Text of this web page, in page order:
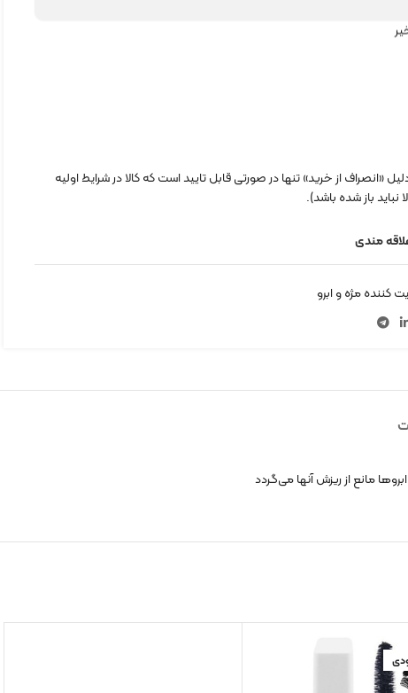
«انصراف از خرید» تنها در صورتی قابل تایید است که کالا در شرایط اولیه
باز شده باشد).
مندی
کننده مژه و ابرو
مانع از ریزش آنها می‌گردد